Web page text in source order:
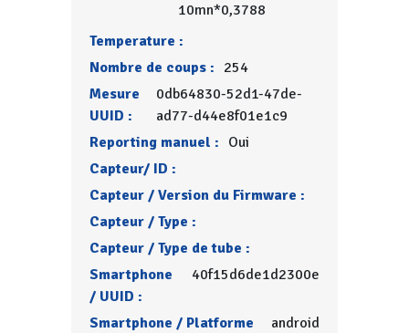
10mn*0,3788
Temperature :
Nombre de coups : 254
Mesure
UUID :
0db64830-52d1-47de-
ad77-d44e8f01e1c9
Reporting manuel : Oui
Capteur/ ID :
Capteur / Version du Firmware :
Capteur / Type :
Capteur / Type de tube :
Smartphone
/ UUID :
40f15d6de1d2300e
Smartphone / Platforme
android